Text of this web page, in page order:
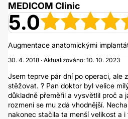
MEDICOM Clinic
5.0
Augmentace anatomickými
30. 4. 2018 · Aktualizováno: 10. 10. 2023
Jsem teprve pár dní po operaci, ale
stěžovat. ? Pan doktor byl velice
důkladně přeměřil a vysvětlil proč a
rozmení se mu zdá vhodnější.
nakonec stačila ta menší velikost a